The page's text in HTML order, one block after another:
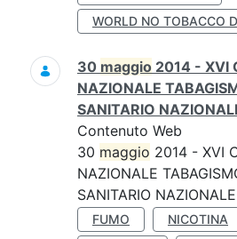
WORLD NO TOBACCO
30 maggio 2014 - XVI
NAZIONALE
SANITARIO
Contenuto Web
30 maggio 2014 - XVI
NAZIONALE
SANITARIO NAZIONALE
FUMO NICOTINA